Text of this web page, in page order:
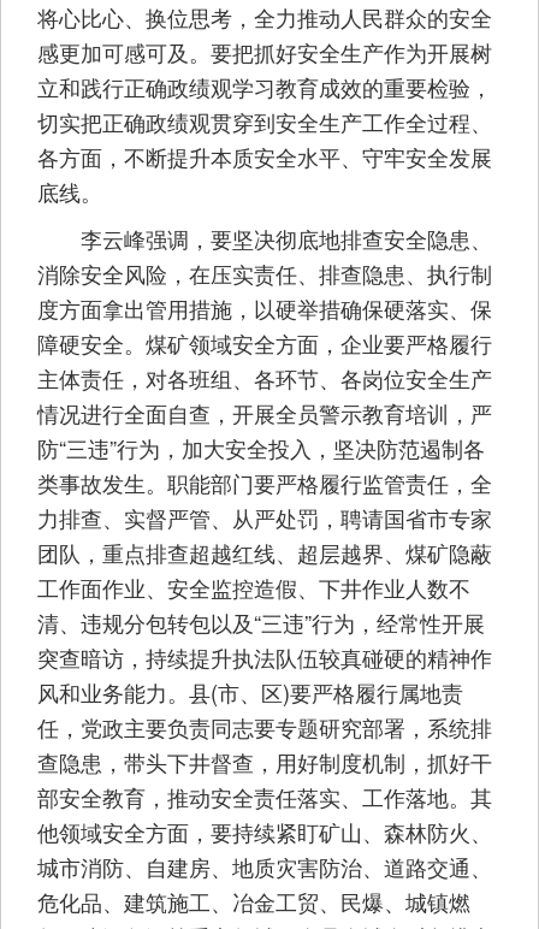
将心比心、换位思考，全力推动人民群众的安全
感更加可感可及。要把抓好安全生产作为开展树
立和践行正确政绩观学习教育成效的重要检验，
切实把正确政绩观贯穿到安全生产工作全过程、
各方面，不断提升本质安全水平、守牢安全发展
底线。
李云峰强调，要坚决彻底地排查安全隐患、
消除安全风险，在压实责任、排查隐患、执行制
度方面拿出管用措施，以硬举措确保硬落实、保
障硬安全。煤矿领域安全方面，企业要严格履行
主体责任，对各班组、各环节、各岗位安全生产
情况进行全面自查，开展全员警示教育培训，严
防“三违”行为，加大安全投入，坚决防范遏制各
类事故发生。职能部门要严格履行监管责任，全
力排查、实督严管、从严处罚，聘请国省市专家
团队，重点排查超越红线、超层越界、煤矿隐蔽
工作面作业、安全监控造假、下井作业人数不
清、违规分包转包以及“三违”行为，经常性开展
突查暗访，持续提升执法队伍较真碰硬的精神作
风和业务能力。县(市、区)要严格履行属地责
任，党政主要负责同志要专题研究部署，系统排
查隐患，带头下井督查，用好制度机制，抓好干
部安全教育，推动安全责任落实、工作落地。其
他领域安全方面，要持续紧盯矿山、森林防火、
城市消防、自建房、地质灾害防治、道路交通、
危化品、建筑施工、冶金工贸、民爆、城镇燃